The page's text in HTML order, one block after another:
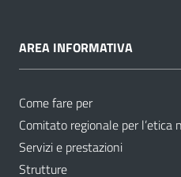
AREA INFORMATIVA
Come fare per
Comitato regionale per l’etica
Servizi e prestazioni
Strutture